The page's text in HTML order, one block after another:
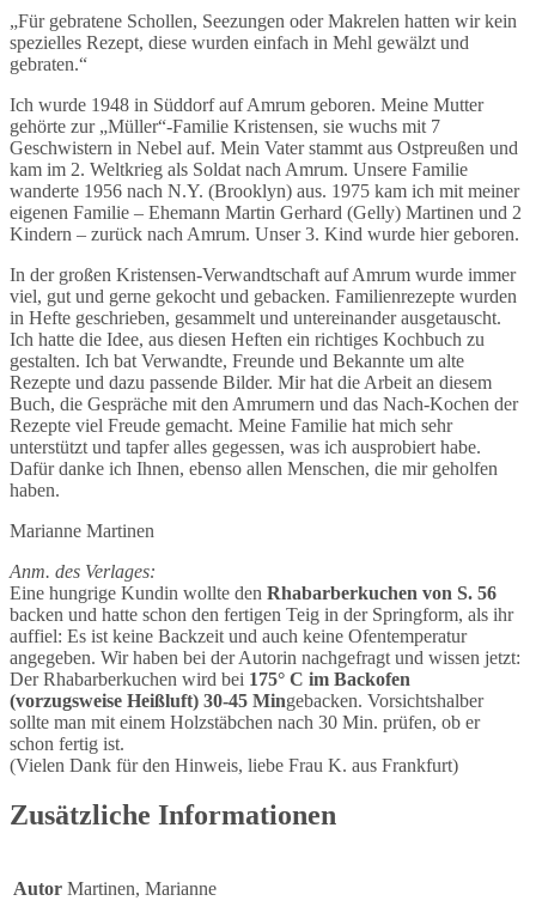
„Für gebratene Schollen, Seezungen oder Makrelen hatten wir kein
spezielles Rezept, diese wurden einfach in Mehl gewälzt und
gebraten.“
Ich wurde 1948 in Süddorf auf Amrum geboren. Meine Mutter
gehörte zur „Müller“-Familie Kristensen, sie wuchs mit 7
Geschwistern in Nebel auf. Mein Vater stammt aus Ostpreußen und
kam im 2. Weltkrieg als Soldat nach Amrum. Unsere Familie
wanderte 1956 nach N.Y. (Brooklyn) aus. 1975 kam ich mit meiner
eigenen Familie – Ehemann Martin Gerhard (Gelly) Martinen und 2
Kindern – zurück nach Amrum. Unser 3. Kind wurde hier geboren.
In der großen Kristensen-Verwandtschaft auf Amrum wurde immer
viel, gut und gerne gekocht und gebacken. Familienrezepte wurden
in Hefte geschrieben, gesammelt und untereinander ausgetauscht.
Ich hatte die Idee, aus diesen Heften ein richtiges Kochbuch zu
gestalten. Ich bat Verwandte, Freunde und Bekannte um alte
Rezepte und dazu passende Bilder. Mir hat die Arbeit an diesem
Buch, die Gespräche mit den Amrumern und das Nach-Kochen der
Rezepte viel Freude gemacht. Meine Familie hat mich sehr
unterstützt und tapfer alles gegessen, was ich ausprobiert habe.
Dafür danke ich Ihnen, ebenso allen Menschen, die mir geholfen
haben.
Marianne Martinen
Anm. des Verlages:
Eine hungrige Kundin wollte den Rhabarberkuchen von S. 56
backen und hatte schon den fertigen Teig in der Springform, als ihr
auffiel: Es ist keine Backzeit und auch keine Ofentemperatur
angegeben. Wir haben bei der Autorin nachgefragt und wissen jetzt:
Der Rhabarberkuchen wird bei 175° C im Backofen
(vorzugsweise Heißluft) 30-45 Mingebacken. Vorsichtshalber
sollte man mit einem Holzstäbchen nach 30 Min. prüfen, ob er
schon fertig ist.
(Vielen Dank für den Hinweis, liebe Frau K. aus Frankfurt)
Zusätzliche Informationen
Autor Martinen, Marianne